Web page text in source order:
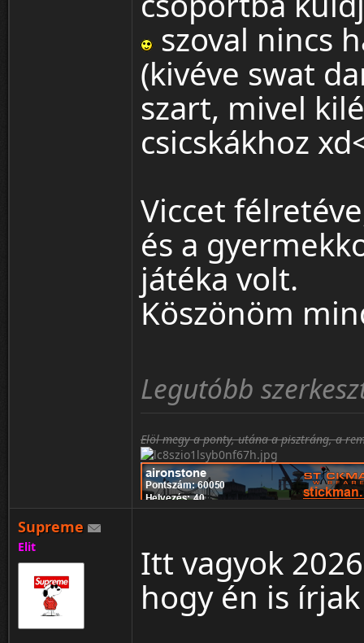
szoval nincs
(kivéve swat
szart, mivel
csicskákhoz
Viccet
és a
játéka volt.
Köszönöm
Legutóbb
Elöl megy a ponty, utána a pisztráng, a
Supreme
Elit
Itt vagyok
hogy én is